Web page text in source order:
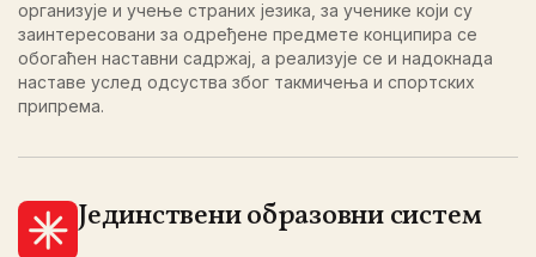
организује и учење страних језика, за ученике који су
заинтересовани за одређене предмете конципира се
обогаћен наставни садржај, а реализује се и надокнада
наставе услед одсуства због такмичења и спортских
припрема.
Јединствени образовни систем